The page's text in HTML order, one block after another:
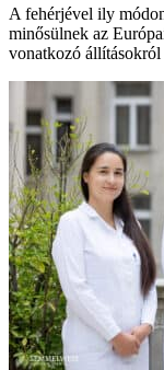
A fehérjével ily
minősülnek az
vonatkozó állításokról